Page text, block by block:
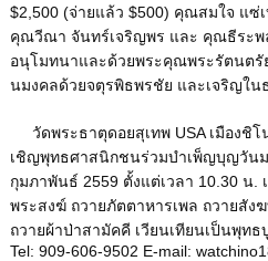
$2,500 (จ่ายแล้ว $500) คุณสมใจ แซ่
คุณวีณา จันทร์เจริญพร และ คุณธีระพ
อนุโมทนาและด้วยพระคุณพระรัตนต
นมงคลด้วยจตุรพิธพรชัย และเจริญใน
วัดพระธาตุดอยสุเทพ USA เมืองชิ
เชิญพุทธศาสนิกชนร่วมบำเพ็ญบุญวัน
กุมภาพันธ์ 2559 ตั้งแต่เวลา 10.30 น
พระสงฆ์ ถวายภัตตาหารเพล ถวายสัง
ถวายผ้าป่าสามัคคี เวียนเทียนเป็นพุท
Tel: 909-606-9502 E-mail: